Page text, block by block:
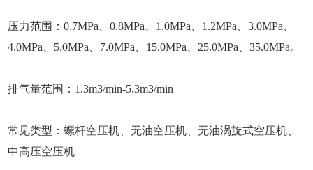
压力范围：0.7MPa、0.8MPa、1.0MPa、1.2MPa、3.0MPa、
4.0MPa、5.0MPa、7.0MPa、15.0MPa、25.0MPa、35.0MPa。
排气量范围：1.3m3/min-5.3m3/min
常见类型：螺杆空压机、无油空压机、无油涡旋式空压机、
中高压空压机